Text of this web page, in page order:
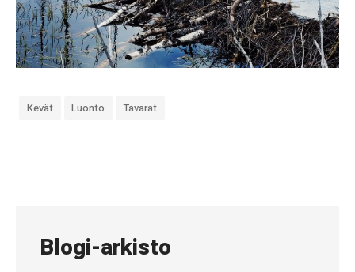
Kevät Luonto Tavarat
Blogi-arkisto